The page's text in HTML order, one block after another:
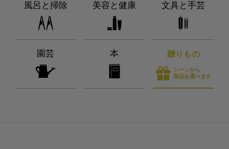
風呂と掃除 美容と健康 文具と手芸
園芸 本 贈りもの
シーンから
商品を選べます